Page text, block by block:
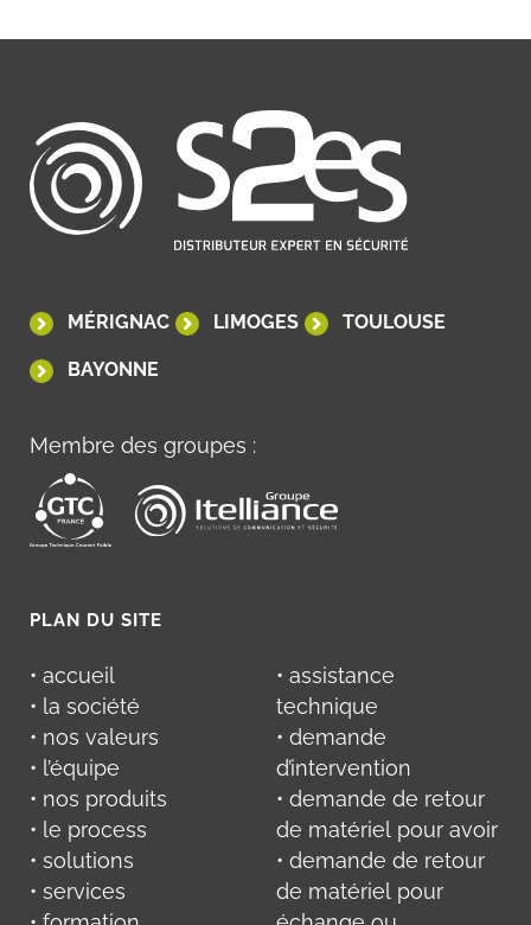
MÉRIGNAC LIMOGES TOULOUSE
BAYONNE
Membre des groupes :
PLAN DU SITE
• accueil
• la société
• nos valeurs
• l’équipe
• nos produits
• le process
• solutions
• services
• assistance
technique
• demande
d’intervention
• demande de retour
de matériel pour avoir
• demande de retour
de matériel pour